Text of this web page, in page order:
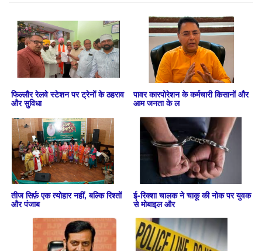
फिल्लौर रेलवे स्टेशन पर ट्रेनों के ठहराव
और सुविधा
पावर कारपोरेशन के कर्मचारी किसानों और
आम जनता के ल
तीज सिर्फ़ एक त्योहार नहीं, बल्कि रिश्तों
और पंजाब
ई-रिक्शा चालक ने चाकू की नोक पर युवक
से मोबाइल और